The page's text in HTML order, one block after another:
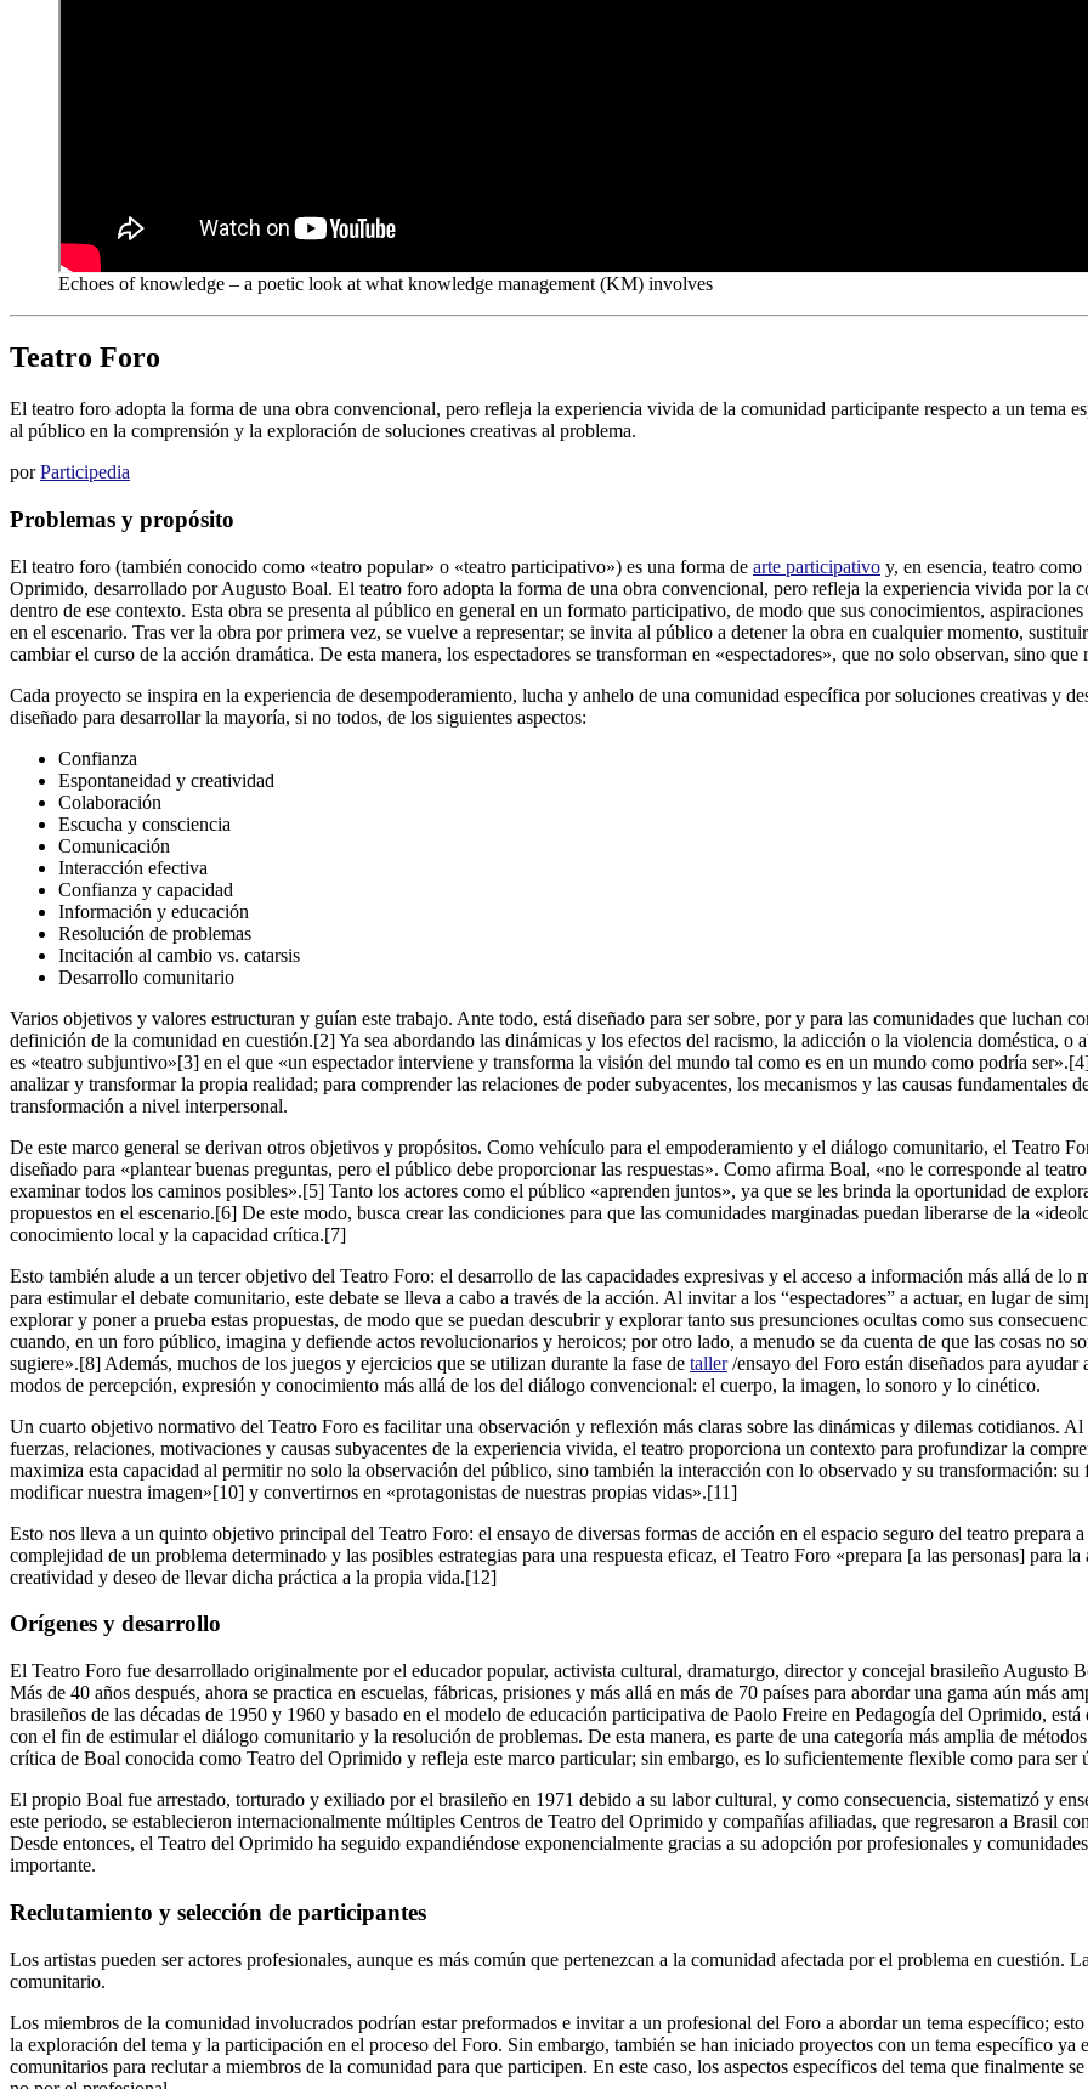
Echoes of knowledge – a poetic look at what knowledge management (KM) involves
Teatro Foro
El teatro foro adopta la forma de una obra convencional, pero refleja la experiencia vivida de la comunidad participante respecto a un tema
al público en la comprensión y la exploración de soluciones creativas al problema.
porParticipedia
Problemas y propósito
El teatro foro (también conocido como «teatro popular» o «teatro participativo») es una forma de arte participativo y, en esencia, teatro
Oprimido, desarrollado por Augusto Boal. El teatro foro adopta la forma de una obra convencional, pero refleja la experiencia vivida por la
dentro de ese contexto. Esta obra se presenta al público en general en un formato participativo, de modo que sus conocimientos,
en el escenario. Tras ver la obra por primera vez, se vuelve a representar; se invita al público a detener la obra en cualquier momento,
cambiar el curso de la acción dramática. De esta manera, los espectadores se transforman en «espectadores», que no solo observan, sino
Cada proyecto se inspira en la experiencia de desempoderamiento, lucha y anhelo de una comunidad específica por soluciones creativas y
diseñado para desarrollar la mayoría, si no todos, de los siguientes aspectos:
Confianza
Espontaneidad y creatividad
Colaboración
Escucha y consciencia
Comunicación
Interacción efectiva
Confianza y capacidad
Información y educación
Resolución de problemas
Incitación al cambio vs. catarsis
Desarrollo comunitario
Varios objetivos y valores estructuran y guían este trabajo. Ante todo, está diseñado para ser sobre, por y para las comunidades que luchan
definición de la comunidad en cuestión.[2] Ya sea abordando las dinámicas y los efectos del racismo, la adicción o la violencia doméstica, o
es «teatro subjuntivo»[3] en el que «un espectador interviene y transforma la visión del mundo tal como es en un mundo como podría
analizar y transformar la propia realidad; para comprender las relaciones de poder subyacentes, los mecanismos y las causas fundamentales
transformación a nivel interpersonal.
De este marco general se derivan otros objetivos y propósitos. Como vehículo para el empoderamiento y el diálogo comunitario, el Teatro
diseñado para «plantear buenas preguntas, pero el público debe proporcionar las respuestas». Como afirma Boal, «no le corresponde al
examinar todos los caminos posibles».[5] Tanto los actores como el público «aprenden juntos», ya que se les brinda la oportunidad de
propuestos en el escenario.[6] De este modo, busca crear las condiciones para que las comunidades marginadas puedan liberarse de la
conocimiento local y la capacidad crítica.[7]
Esto también alude a un tercer objetivo del Teatro Foro: el desarrollo de las capacidades expresivas y el acceso a información más allá de
para estimular el debate comunitario, este debate se lleva a cabo a través de la acción. Al invitar a los “espectadores” a actuar, en lugar de
explorar y poner a prueba estas propuestas, de modo que se puedan descubrir y explorar tanto sus presunciones ocultas como sus
cuando, en un foro público, imagina y defiende actos revolucionarios y heroicos; por otro lado, a menudo se da cuenta de que las cosas no
sugiere».[8] Además, muchos de los juegos y ejercicios que se utilizan durante la fase de taller/ensayo del Foro están diseñados para
modos de percepción, expresión y conocimiento más allá de los del diálogo convencional: el cuerpo, la imagen, lo sonoro y lo cinético.
Un cuarto objetivo normativo del Teatro Foro es facilitar una observación y reflexión más claras sobre las dinámicas y dilemas cotidianos.
fuerzas, relaciones, motivaciones y causas subyacentes de la experiencia vivida, el teatro proporciona un contexto para profundizar la
maximiza esta capacidad al permitir no solo la observación del público, sino también la interacción con lo observado y su transformación:
modificar nuestra imagen»[10] y convertirnos en «protagonistas de nuestras propias vidas».[11]
Esto nos lleva a un quinto objetivo principal del Teatro Foro: el ensayo de diversas formas de acción en el espacio seguro del teatro prepara
complejidad de un problema determinado y las posibles estrategias para una respuesta eficaz, el Teatro Foro «prepara [a las personas] para
creatividad y deseo de llevar dicha práctica a la propia vida.[12]
Orígenes y desarrollo
El Teatro Foro fue desarrollado originalmente por el educador popular, activista cultural, dramaturgo, director y concejal brasileño Augusto
Más de 40 años después, ahora se practica en escuelas, fábricas, prisiones y más allá en más de 70 países para abordar una gama aún más
brasileños de las décadas de 1950 y 1960 y basado en el modelo de educación participativa de Paolo Freire en Pedagogía del Oprimido,
con el fin de estimular el diálogo comunitario y la resolución de problemas. De esta manera, es parte de una categoría más amplia de
crítica de Boal conocida como Teatro del Oprimido y refleja este marco particular; sin embargo, es lo suficientemente flexible como para ser
El propio Boal fue arrestado, torturado y exiliado por el brasileño en 1971 debido a su labor cultural, y como consecuencia, sistematizó y
este periodo, se establecieron internacionalmente múltiples Centros de Teatro del Oprimido y compañías afiliadas, que regresaron a Brasil
Desde entonces, el Teatro del Oprimido ha seguido expandiéndose exponencialmente gracias a su adopción por profesionales y
importante.
Reclutamiento y selección de participantes
Los artistas pueden ser actores profesionales, aunque es más común que pertenezcan a la comunidad afectada por el problema en cuestión.
comunitario.
Los miembros de la comunidad involucrados podrían estar preformados e invitar a un profesional del Foro a abordar un tema específico;
la exploración del tema y la participación en el proceso del Foro. Sin embargo, también se han iniciado proyectos con un tema específico ya
comunitarios para reclutar a miembros de la comunidad para que participen. En este caso, los aspectos específicos del tema que finalmente